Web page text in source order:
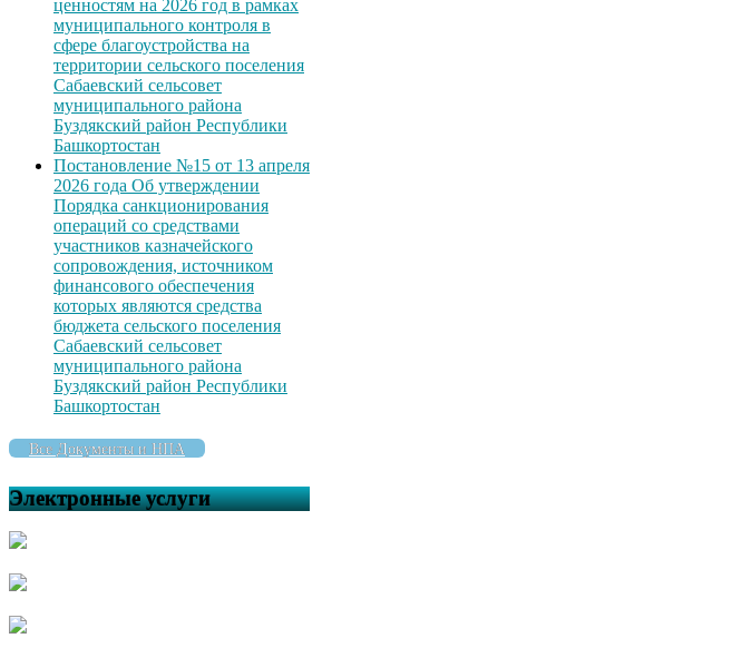
ценностям на 2026 год в рамках
муниципального контроля в
сфере благоустройства на
территории сельского поселения
Сабаевский сельсовет
муниципального района
Буздякский район Республики
Башкортостан
Постановление №15 от 13 апреля
2026 года Об утверждении
Порядка санкционирования
операций со средствами
участников казначейского
сопровождения, источником
финансового обеспечения
которых являются средства
бюджета сельского поселения
Сабаевский сельсовет
муниципального района
Буздякский район Республики
Башкортостан
Все Документы и НПА
Электронные услуги